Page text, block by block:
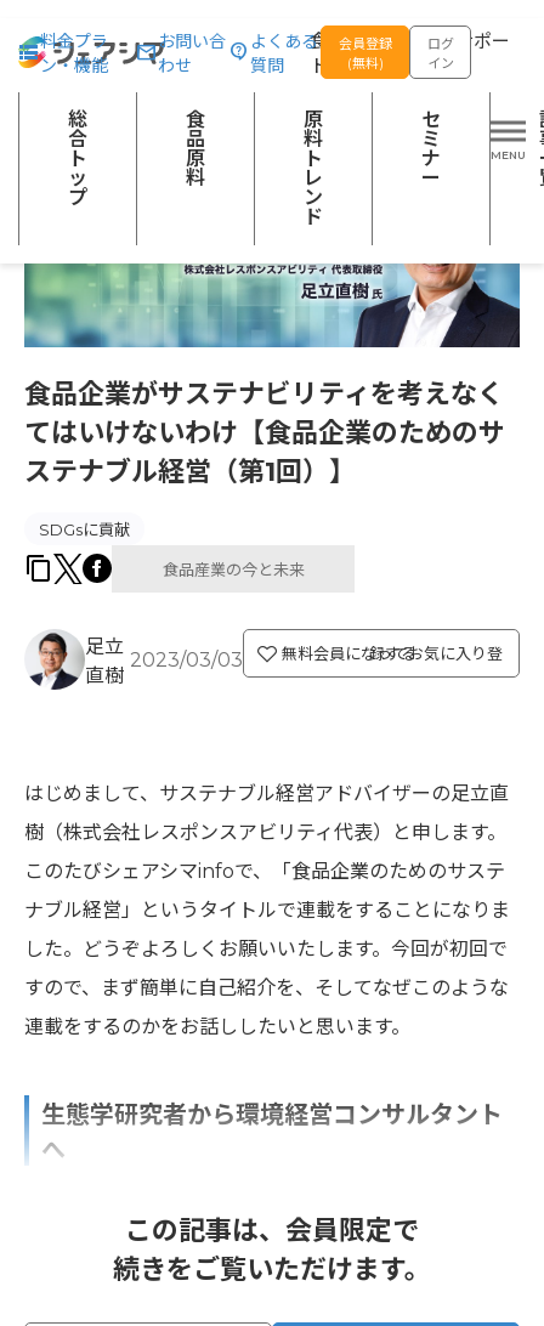
食品の企画開発をサポー
トする
料金プラ
ン・機能
お問い合
わせ
よくある
質問
会員登録
(無料)
ログ
イン
総
合
ト
ッ
プ
食
品
原
料
原
料
ト
レ
ン
ド
セ
ミ
ナ
ー
総合トップ 記事一覧 食品産業の今と未来 食品企業がサステナ
食品企業がサステナビリティを考えなく
てはいけないわけ【食品企業のためのサ
ステナブル経営（第1回）】
SDGsに貢献
食品産業の今と未来
足立
直樹
2023/03/03 無料会員になってお気に入り登録する
はじめまして、サステナブル経営アドバイザーの足立直
樹（株式会社レスポンスアビリティ代表）と申します。
このたびシェアシマinfoで、「食品企業のためのサステ
ナブル経営」というタイトルで連載をすることになりま
した。どうぞよろしくお願いいたします。今回が初回で
すので、まず簡単に自己紹介を、そしてなぜこのような
連載をするのかをお話ししたいと思います。
生態学研究者から環境経営コンサルタント
へ
この記事は、会員限定で
続きをご覧いただけます。